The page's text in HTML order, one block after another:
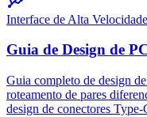
Interface de Alta Velocidade
Guia de Design de
Guia completo de design
roteamento de pares
design de conectores